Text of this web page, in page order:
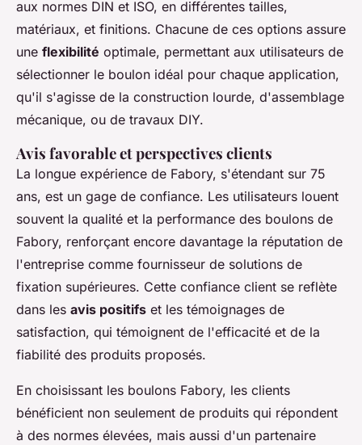
aux normes DIN et ISO, en différentes tailles,
matériaux, et finitions. Chacune de ces options assure
une flexibilité optimale, permettant aux utilisateurs de
sélectionner le boulon idéal pour chaque application,
qu'il s'agisse de la construction lourde, d'assemblage
mécanique, ou de travaux DIY.
Avis favorable et perspectives clients
La longue expérience de Fabory, s'étendant sur 75
ans, est un gage de confiance. Les utilisateurs louent
souvent la qualité et la performance des boulons de
Fabory, renforçant encore davantage la réputation de
l'entreprise comme fournisseur de solutions de
fixation supérieures. Cette confiance client se reflète
dans les avis positifs et les témoignages de
satisfaction, qui témoignent de l'efficacité et de la
fiabilité des produits proposés.
En choisissant les boulons Fabory, les clients
bénéficient non seulement de produits qui répondent
à des normes élevées, mais aussi d'un partenaire